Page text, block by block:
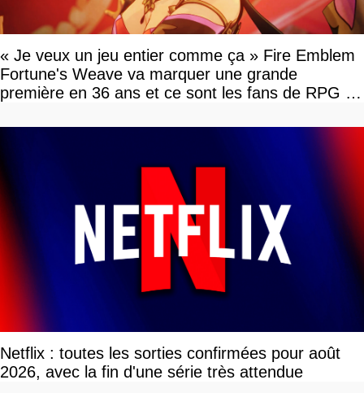
« Je veux un jeu entier comme ça » Fire Emblem
Fortune's Weave va marquer une grande
première en 36 ans et ce sont les fans de RPG en
Netflix : toutes les sorties confirmées pour août
2026, avec la fin d'une série très attendue